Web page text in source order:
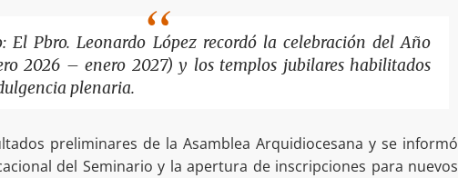
El Pbro. Leonardo López recordó la celebración del Año
2026 – enero 2027) y los templos jubilares habilitados
plenaria.
preliminares de la Asamblea Arquidiocesana y se informó
del Seminario y la apertura de inscripciones para nuevos